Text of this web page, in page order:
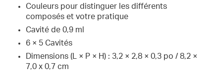
Couleurs pour distinguer les différents
composés et votre pratique
Cavité de 0,9 ml
6 × 5 Cavités
Dimensions (L × P × H) : 3,2 × 2,8 × 0,3 po / 8,2 ×
7,0 x 0,7 cm